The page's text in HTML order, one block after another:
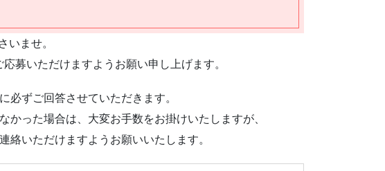
いませ。
募いただけますようお願い申し上げます。
必ずご回答させていただきます。
かった場合は、大変お手数をお掛けいたしますが、
絡いただけますようお願いいたします。